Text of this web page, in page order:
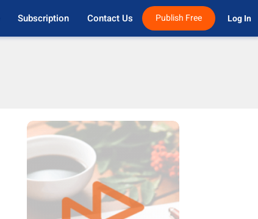
Subscription Contact Us Publish Free Log In